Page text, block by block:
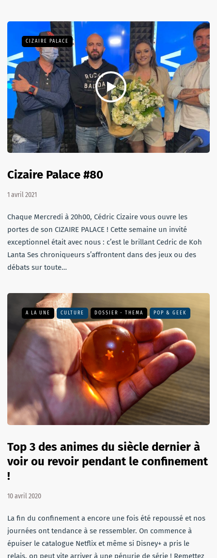
CIZAIRE PALACE
Cizaire Palace #80
1 avril 2021
Chaque Mercredi à 20h00, Cédric Cizaire vous ouvre les
portes de son CIZAIRE PALACE ! Cette semaine un invité
exceptionnel était avec nous : c’est le brillant Cedric de Koh
Lanta Ses chroniqueurs s’affrontent dans des jeux ou des
débats sur toute…
A LA UNE CULTURE DOSSIER - THEMA POP & GEEK
Top 3 des animes du siècle dernier à
voir ou revoir pendant le confinement
!
10 avril 2020
La fin du confinement a encore une fois été repoussé et nos
journées ont tendance à se ressembler. On commence à
épuiser le catalogue Netflix et même si Disney+ a pris le
relais, on peut vite arriver à une pénurie de série ! Remettez